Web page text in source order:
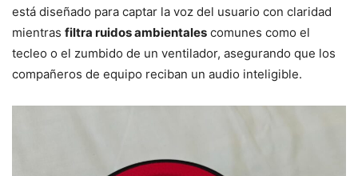
está diseñado para captar la voz del usuario con claridad
mientras filtra ruidos ambientales comunes como el
tecleo o el zumbido de un ventilador, asegurando que los
compañeros de equipo reciban un audio inteligible.